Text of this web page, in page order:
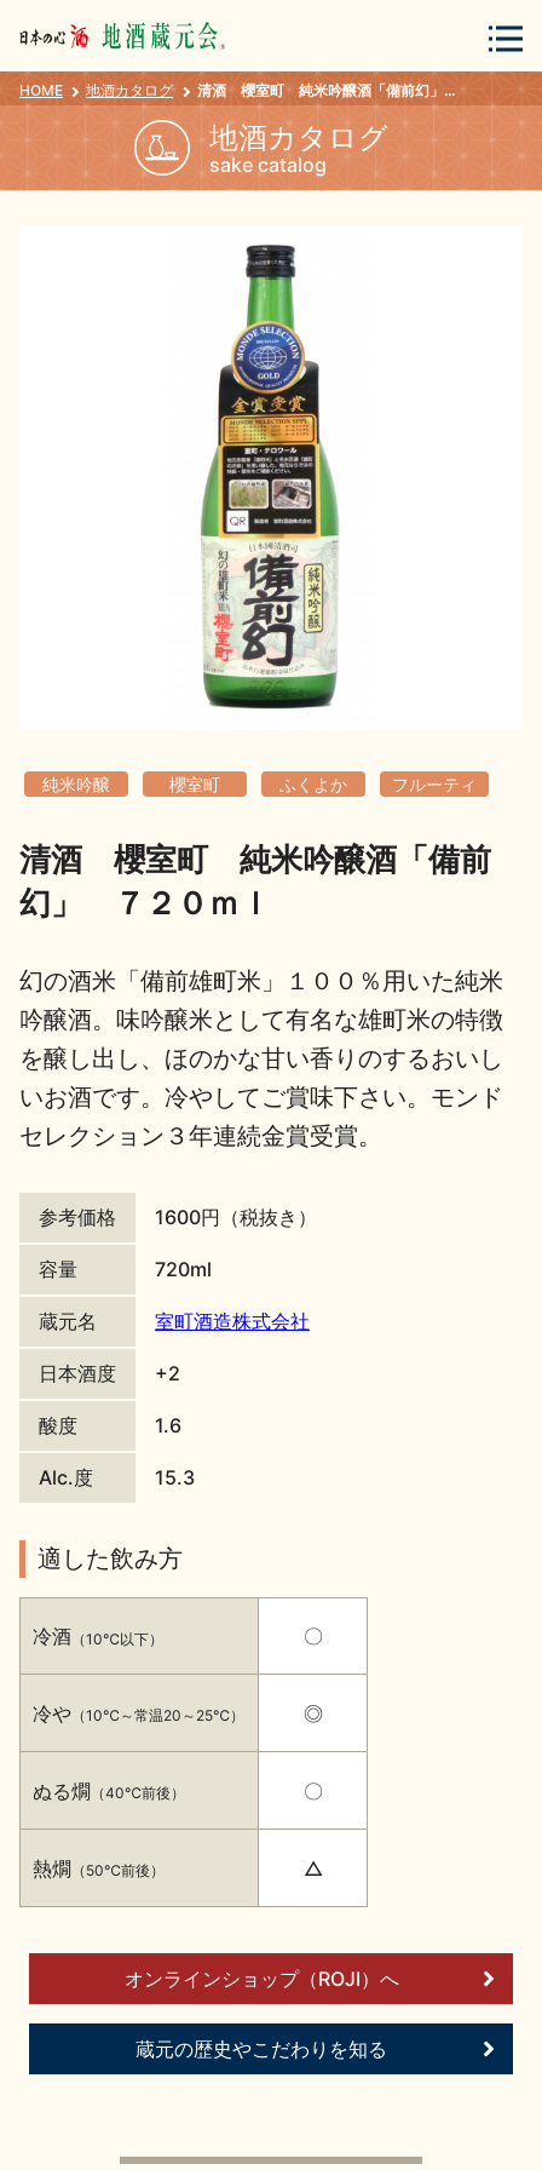
会員登録 ログイン
地酒カタログ
地酒解体新書
地酒川柳 地酒小説
日本酒の楽しみ方特集
地酒・イベント情報
イベント情報TOP 新商品・おすすめ商品
季節の商品 イベント情報
地酒蔵元会とは
HOME 地酒カタログ 清酒 櫻室町 純米吟醸酒「備前幻」 ７２０ｍｌ
地酒カタログ
sake catalog
純米吟醸 櫻室町 ふくよか フルーティ
清酒 櫻室町 純米吟醸酒「備前
幻」 ７２０ｍｌ
幻の酒米「備前雄町米」１００％用いた純米
吟醸酒。味吟醸米として有名な雄町米の特徴
を醸し出し、ほのかな甘い香りのするおいし
いお酒です。冷やしてご賞味下さい。モンド
セレクション３年連続金賞受賞。
参考価格 1600円（税抜き）
容量 720ml
蔵元名 室町酒造株式会社
日本酒度 +2
酸度 1.6
Alc.度 15.3
適した飲み方
冷酒 （10℃以下）
冷や （10℃～常温20～25℃）
ぬる燗 （40℃前後）
熱燗 （50℃前後）
〇
◎
〇
△
オンラインショップ（ROJI）へ
蔵元の歴史やこだわりを知る